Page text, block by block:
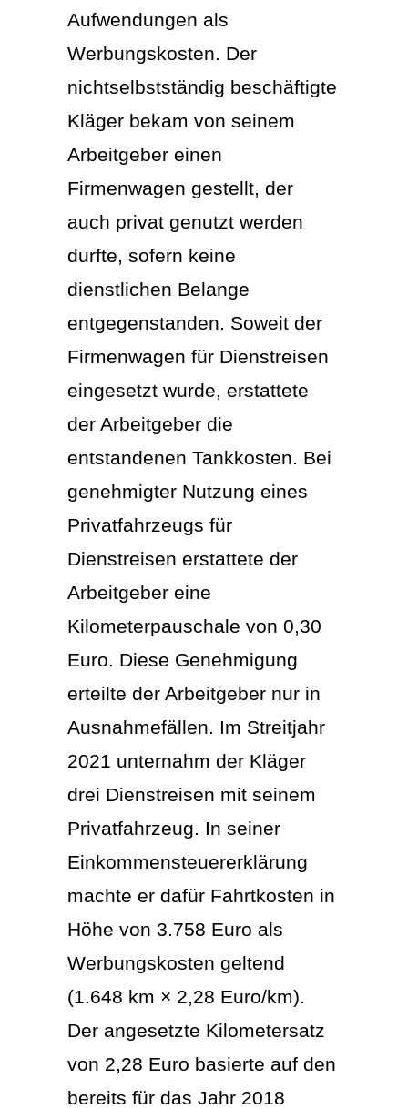
Aufwendungen als
Werbungskosten. Der
nichtselbstständig beschäftigte
Kläger bekam von seinem
Arbeitgeber einen
Firmenwagen gestellt, der
auch privat genutzt werden
durfte, sofern keine
dienstlichen Belange
entgegenstanden. Soweit der
Firmenwagen für Dienstreisen
eingesetzt wurde, erstattete
der Arbeitgeber die
entstandenen Tankkosten. Bei
genehmigter Nutzung eines
Privatfahrzeugs für
Dienstreisen erstattete der
Arbeitgeber eine
Kilometerpauschale von 0,30
Euro. Diese Genehmigung
erteilte der Arbeitgeber nur in
Ausnahmefällen. Im Streitjahr
2021 unternahm der Kläger
drei Dienstreisen mit seinem
Privatfahrzeug. In seiner
Einkommensteuererklärung
machte er dafür Fahrtkosten in
Höhe von 3.758 Euro als
Werbungskosten geltend
(1.648 km × 2,28 Euro/km).
Der angesetzte Kilometersatz
von 2,28 Euro basierte auf den
bereits für das Jahr 2018